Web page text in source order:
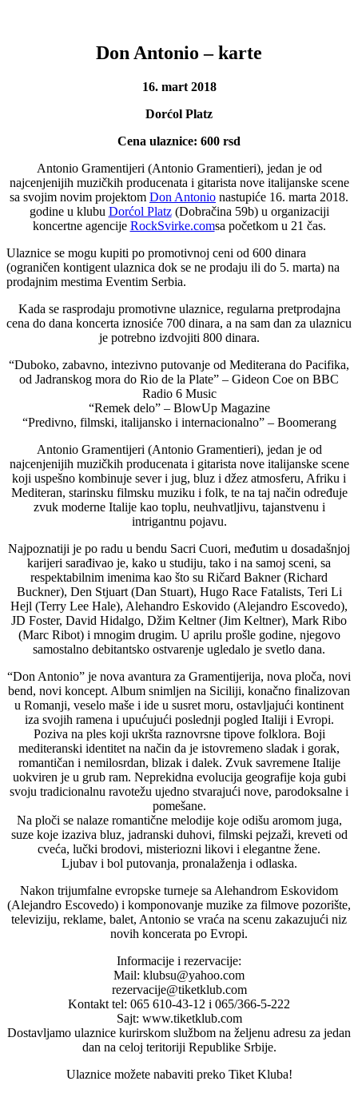
Don Antonio – karte
16. mart 2018
Dorćol Platz
Cena ulaznice: 600 rsd
Antonio Gramentijeri (Antonio Gramentieri), jedan je od
najcenjenijih muzičkih producenata i gitarista nove italijanske scene
sa svojim novim projektom Don Antonio nastupiće 16. marta 2018.
godine u klubu Dorćol Platz(Dobračina 59b) u organizaciji
koncertne agencije RockSvirke.comsa početkom u 21 čas.
Ulaznice se mogu kupiti po promotivnoj ceni od 600 dinara
(ograničen kontigent ulaznica dok se ne prodaju ili do 5. marta) na
prodajnim mestima Eventim Serbia.
Kada se rasprodaju promotivne ulaznice, regularna pretprodajna
cena do dana koncerta iznosiće 700 dinara, a na sam dan za ulaznicu
je potrebno izdvojiti 800 dinara.
“Duboko, zabavno, intezivno putovanje od Mediterana do Pacifika,
od Jadranskog mora do Rio de la Plate” – Gideon Coe on BBC
Radio 6 Music
“Remek delo” – BlowUp Magazine
“Predivno, filmski, italijansko i internacionalno” – Boomerang
Antonio Gramentijeri (Antonio Gramentieri), jedan je od
najcenjenijih muzičkih producenata i gitarista nove italijanske scene
koji uspešno kombinuje sever i jug, bluz i džez atmosferu, Afriku i
Mediteran, starinsku filmsku muziku i folk, te na taj način određuje
zvuk moderne Italije kao toplu, neuhvatljivu, tajanstvenu i
intrigantnu pojavu.
Najpoznatiji je po radu u bendu Sacri Cuori, međutim u dosadašnjoj
karijeri sarađivao je, kako u studiju, tako i na samoj sceni, sa
respektabilnim imenima kao što su Ričard Bakner (Richard
Buckner), Den Stjuart (Dan Stuart), Hugo Race Fatalists, Teri Li
Hejl (Terry Lee Hale), Alehandro Eskovido (Alejandro Escovedo),
JD Foster, David Hidalgo, Džim Keltner (Jim Keltner), Mark Ribo
(Marc Ribot) i mnogim drugim. U aprilu prošle godine, njegovo
samostalno debitantsko ostvarenje ugledalo je svetlo dana.
“Don Antonio” je nova avantura za Gramentijerija, nova ploča, novi
bend, novi koncept. Album snimljen na Siciliji, konačno finalizovan
u Romanji, veselo maše i ide u susret moru, ostavljajući kontinent
iza svojih ramena i upućujući poslednji pogled Italiji i Evropi.
Poziva na ples koji ukršta raznovrsne tipove folklora. Boji
mediteranski identitet na način da je istovremeno sladak i gorak,
romantičan i nemilosrdan, blizak i dalek. Zvuk savremene Italije
uokviren je u grub ram. Neprekidna evolucija geografije koja gubi
svoju tradicionalnu ravotežu ujedno stvarajući nove, parodoksalne i
pomešane.
Na ploči se nalaze romantične melodije koje odišu aromom juga,
suze koje izaziva bluz, jadranski duhovi, filmski pejzaži, kreveti od
cveća, lučki brodovi, misteriozni likovi i elegantne žene.
Ljubav i bol putovanja, pronalaženja i odlaska.
Nakon trijumfalne evropske turneje sa Alehandrom Eskovidom
(Alejandro Escovedo) i komponovanje muzike za filmove pozorište,
televiziju, reklame, balet, Antonio se vraća na scenu zakazujući niz
novih koncerata po Evropi.
Informacije i rezervacije:
Mail: klubsu@yahoo.com
rezervacije@tiketklub.com
Kontakt tel: 065 610-43-12 i 065/366-5-222
Sajt: www.tiketklub.com
Dostavljamo ulaznice kurirskom službom na željenu adresu za jedan
dan na celoj teritoriji Republike Srbije.
Ulaznice možete nabaviti preko Tiket Kluba!